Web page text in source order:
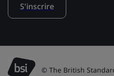
S'inscrire
© The British